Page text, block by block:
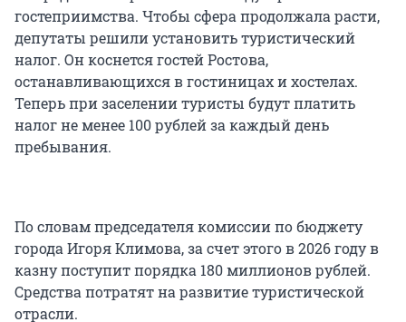
гостеприимства. Чтобы сфера продолжала расти,
депутаты решили установить туристический
налог. Он коснется гостей Ростова,
останавливающихся в гостиницах и хостелах.
Теперь при заселении туристы будут платить
налог не менее 100 рублей за каждый день
пребывания.
По словам председателя комиссии по бюджету
города Игоря Климова, за счет этого в 2026 году в
казну поступит порядка 180 миллионов рублей.
Средства потратят на развитие туристической
отрасли.